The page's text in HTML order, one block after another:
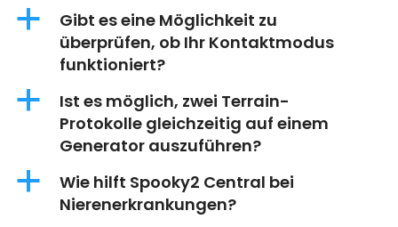
a
Gibt es eine Möglichkeit zu
überprüfen, ob Ihr Kontaktmodus
funktioniert?
a
Ist es möglich, zwei Terrain-
Protokolle gleichzeitig auf einem
Generator auszuführen?
a
Wie hilft Spooky2 Central bei
Nierenerkrankungen?